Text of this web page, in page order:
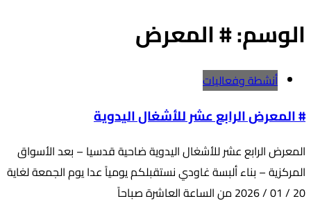
الوسم:# المعرض
أنشطة وفعاليات
# المعرض الرابع عشر للأشغال اليدوية
المعرض الرابع عشر للأشغال اليدوية ضاحية قدسيا – بعد الأسواق
المركزية – بناء ألبسة غاودي نستقبلكم يومياً عدا يوم الجمعة لغاية
20 / 01 / 2026 من الساعة العاشرة صباحاً